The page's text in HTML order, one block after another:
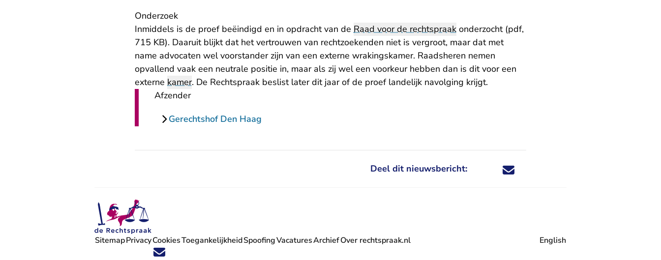
Onderzoek
Inmiddels is de proef beëindigd en in opdracht van de Raad voor de rechtspraak onderzocht (pdf,
715 KB). Daaruit blijkt dat het vertrouwen van rechtzoekenden niet is vergroot, maar dat met
name advocaten wel voorstander zijn van een externe wrakingskamer. Raadsheren nemen
opvallend vaak een neutrale positie in, maar als zij wel een voorkeur hebben dan is dit voor een
externe kamer. De Rechtspraak beslist later dit jaar of de proef landelijk navolging krijgt.
Afzender
Gerechtshof Den Haag
Deel dit nieuwsbericht: Deel dit nieuwsbericht via X - U verlaat
Deel dit nieuwsbericht via Facebook - U
Deel dit nieuwsbericht via e-mail
Deel dit nieuwsbericht via LinkedIn - U
Volg ons op X (Twitter) - U verlaat Rechtspraak.nl
Volg ons op Facebook - U verlaat Rechtspraak.nl
Volg ons op Instagram - U verlaat Rechtspraak.nl
Volg ons op Youtube - U verlaat Rechtspraak.nl
Volg ons op LinkedIn - U verlaat Rechtspraak.nl
'Blijf op de hoogte' nieuwsbrief - U verlaat Rechtspraak.nl
SitemapPrivacyCookiesToegankelijkheidSpoofingVacatures
- U verlaat Rechtspraak.nl
ArchiefOver rechtspraak.nl English